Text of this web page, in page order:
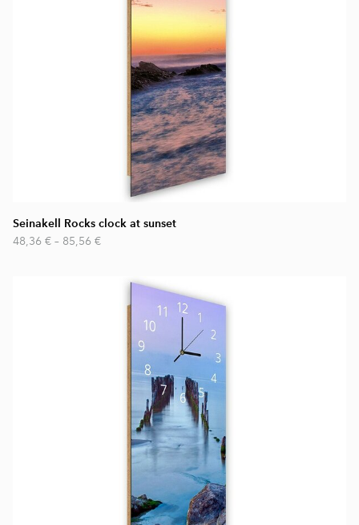
Seinakell Rocks clock at sunset
48,36 € – 85,56 €